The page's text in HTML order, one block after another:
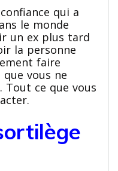
qui a
le monde
un ex plus tard
la personne
faire
vous ne
Tout ce que vous